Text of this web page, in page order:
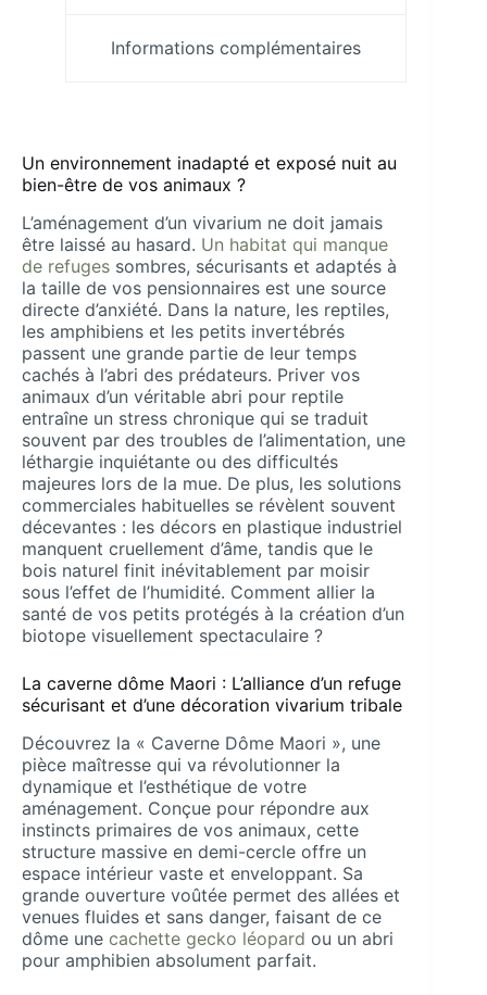
Informations complémentaires
Un environnement inadapté et exposé nuit au
bien-être de vos animaux ?
L’aménagement d’un vivarium ne doit jamais
être laissé au hasard. Un habitat qui manque
de refuges sombres, sécurisants et adaptés à
la taille de vos pensionnaires est une source
directe d’anxiété. Dans la nature, les reptiles,
les amphibiens et les petits invertébrés
passent une grande partie de leur temps
cachés à l’abri des prédateurs. Priver vos
animaux d’un véritable abri pour reptile
entraîne un stress chronique qui se traduit
souvent par des troubles de l’alimentation, une
léthargie inquiétante ou des difficultés
majeures lors de la mue. De plus, les solutions
commerciales habituelles se révèlent souvent
décevantes : les décors en plastique industriel
manquent cruellement d’âme, tandis que le
bois naturel finit inévitablement par moisir
sous l’effet de l’humidité. Comment allier la
santé de vos petits protégés à la création d’un
biotope visuellement spectaculaire ?
La caverne dôme Maori : L’alliance d’un refuge
sécurisant et d’une décoration vivarium tribale
Découvrez la « Caverne Dôme Maori », une
pièce maîtresse qui va révolutionner la
dynamique et l’esthétique de votre
aménagement. Conçue pour répondre aux
instincts primaires de vos animaux, cette
structure massive en demi-cercle offre un
espace intérieur vaste et enveloppant. Sa
grande ouverture voûtée permet des allées et
venues fluides et sans danger, faisant de ce
dôme une cachette gecko léopard ou un abri
pour amphibien absolument parfait.